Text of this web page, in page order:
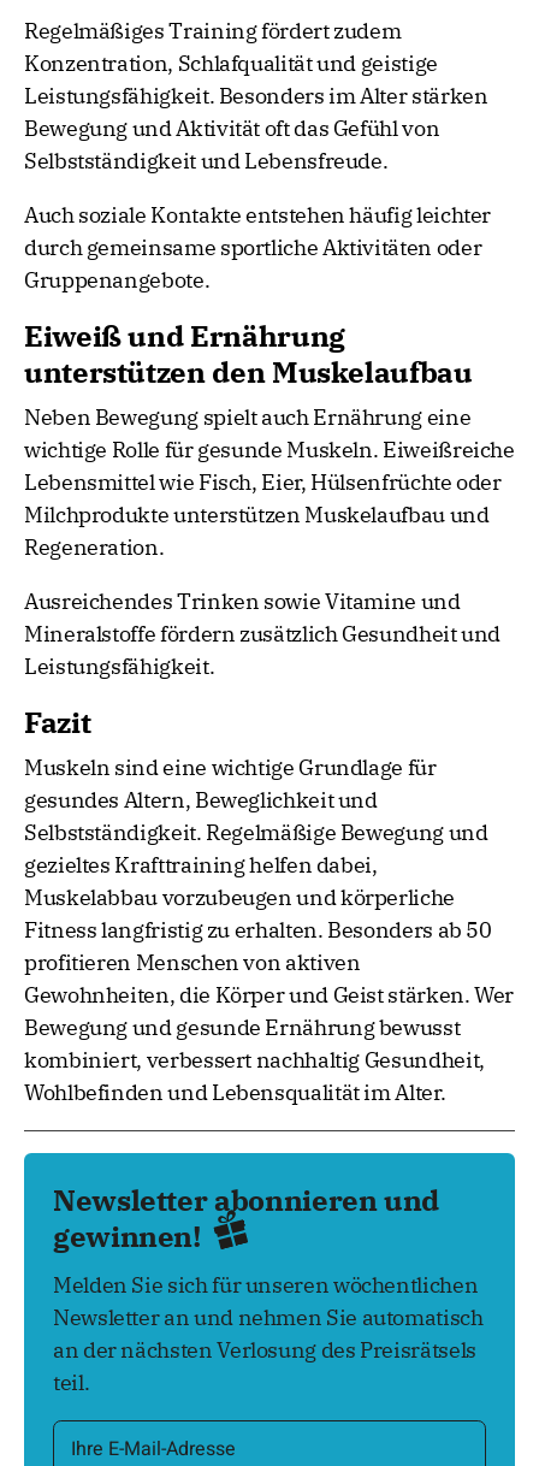
Regelmäßiges Training fördert zudem
Konzentration, Schlafqualität und geistige
Leistungsfähigkeit. Besonders im Alter stärken
Bewegung und Aktivität oft das Gefühl von
Selbstständigkeit und Lebensfreude.
Auch soziale Kontakte entstehen häufig leichter
durch gemeinsame sportliche Aktivitäten oder
Gruppenangebote.
Eiweiß und Ernährung
unterstützen den Muskelaufbau
Neben Bewegung spielt auch Ernährung eine
wichtige Rolle für gesunde Muskeln. Eiweißreiche
Lebensmittel wie Fisch, Eier, Hülsenfrüchte oder
Milchprodukte unterstützen Muskelaufbau und
Regeneration.
Ausreichendes Trinken sowie Vitamine und
Mineralstoffe fördern zusätzlich Gesundheit und
Leistungsfähigkeit.
Fazit
Muskeln sind eine wichtige Grundlage für
gesundes Altern, Beweglichkeit und
Selbstständigkeit. Regelmäßige Bewegung und
gezieltes Krafttraining helfen dabei,
Muskelabbau vorzubeugen und körperliche
Fitness langfristig zu erhalten. Besonders ab 50
profitieren Menschen von aktiven
Gewohnheiten, die Körper und Geist stärken. Wer
Bewegung und gesunde Ernährung bewusst
kombiniert, verbessert nachhaltig Gesundheit,
Wohlbefinden und Lebensqualität im Alter.
Newsletter abonnieren und
gewinnen!
Melden Sie sich für unseren wöchentlichen
Newsletter an und nehmen Sie automatisch
an der nächsten Verlosung des Preisrätsels
teil.